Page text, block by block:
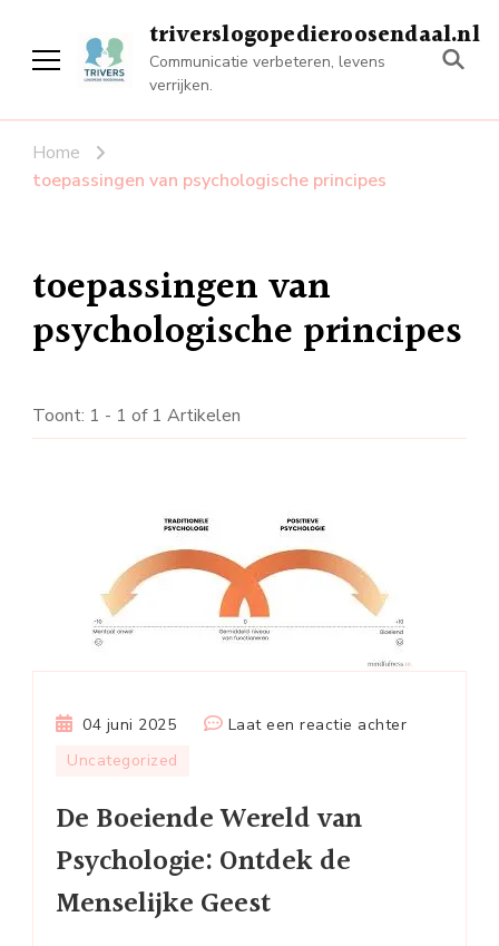
triverslogopedieroosendaal.nl
Communicatie verbeteren, levens
verrijken.
Home
toepassingen van psychologische principes
toepassingen van
psychologische principes
Toont: 1 - 1 of 1 Artikelen
04 juni 2025 Laat een reactie achterop
Uncategorized
De Boeiende Wereld van
Psychologie: Ontdek de
Menselijke Geest